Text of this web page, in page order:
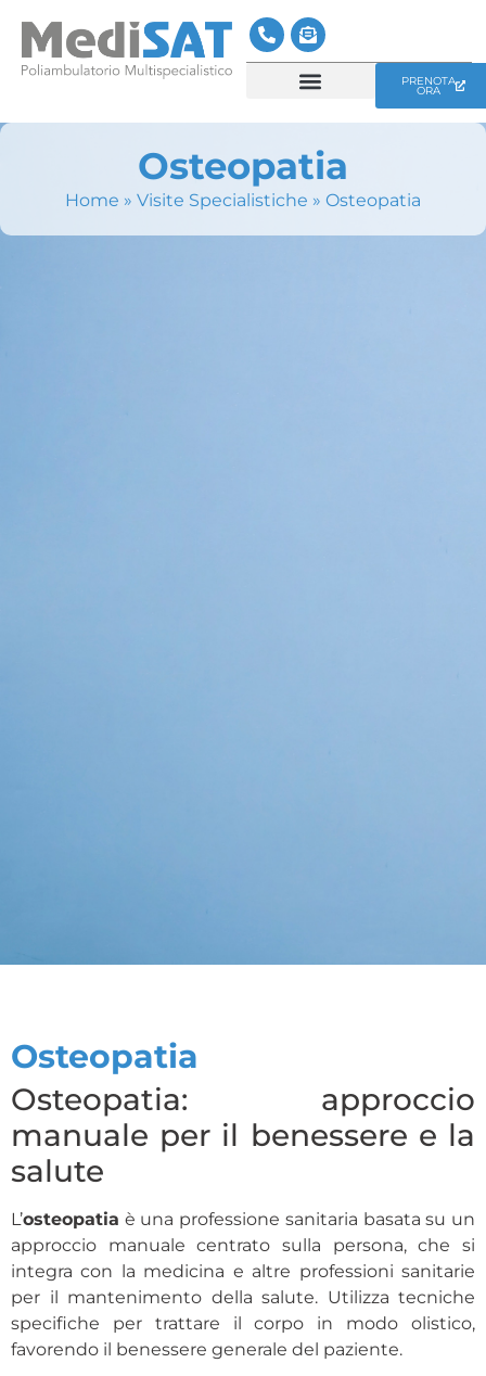
PRENOTA
ORA
Osteopatia
Home » Visite Specialistiche » Osteopatia
Osteopatia
Osteopatia: approccio
manuale per il benessere e la
salute
L’osteopatia è una professione sanitaria basata su un
approccio manuale centrato sulla persona, che si
integra con la medicina e altre professioni sanitarie
per il mantenimento della salute. Utilizza tecniche
specifiche per trattare il corpo in modo olistico,
favorendo il benessere generale del paziente.